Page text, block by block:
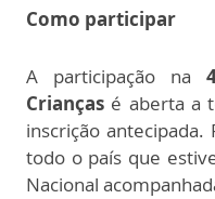
Como participar
A participação na
Crianças é aberta a
inscrição
todo o país que
Nacional